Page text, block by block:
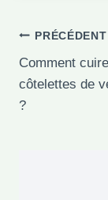
de
l’article
PRÉCÉDENT
Comment
côtelettes de
?